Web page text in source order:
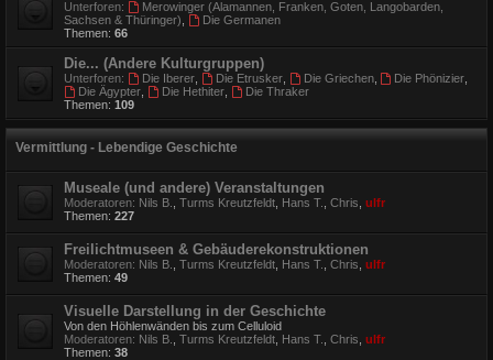
Unterforen:
Merowinger (Alamannen, Franken, Goten, Langobarden,
Sachsen & Thüringer)
Die Germanen
Themen: 66
Die... (Andere Kulturgruppen)
Unterforen: Die Iberer, Die Etrusker, Die Griechen, Die Phönizier
Die Ägypter, Die Hethiter,
Die Thraker
Themen: 109
Vermittlung - Lebendige Geschichte
Museale (und andere) Veranstaltungen
Moderatoren: Nils B. Turms Kreutzfeldt Hans T. Chris ulfr
Themen: 227
Freilichtmuseen & Gebäuderekonstruktionen
Moderatoren: Nils B. Turms Kreutzfeldt Hans T. Chris ulfr
Themen: 49
Visuelle Darstellung in der Geschichte
Von den Höhlenwänden bis zum Celluloid
Moderatoren: Nils B. Turms Kreutzfeldt Hans T. Chris ulfr
Themen: 38